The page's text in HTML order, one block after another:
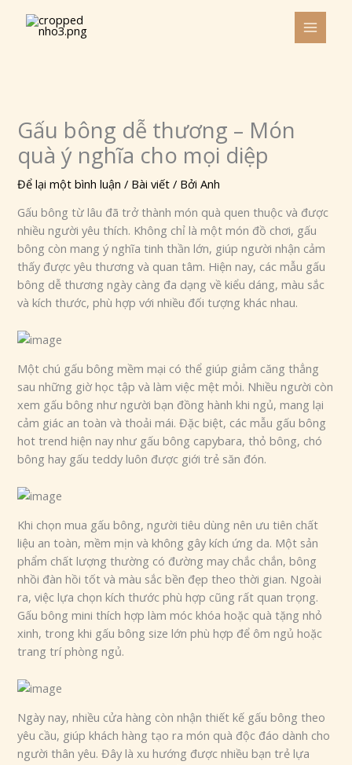
Gấu bông dễ thương – Món
quà ý nghĩa cho mọi diệp
Để lại một bình luận / Bài viết / BởiAnh
Gấu bông từ lâu đã trở thành món quà quen thuộc và được
nhiều người yêu thích. Không chỉ là một món đồ chơi, gấu
bông còn mang ý nghĩa tinh thần lớn, giúp người nhận cảm
thấy được yêu thương và quan tâm. Hiện nay, các mẫu gấu
bông dễ thương ngày càng đa dạng về kiểu dáng, màu sắc
và kích thước, phù hợp với nhiều đối tượng khác nhau.
Một chú gấu bông mềm mại có thể giúp giảm căng thẳng
sau những giờ học tập và làm việc mệt mỏi. Nhiều người còn
xem gấu bông như người bạn đồng hành khi ngủ, mang lại
cảm giác an toàn và thoải mái. Đặc biệt, các mẫu gấu bông
hot trend hiện nay như gấu bông capybara, thỏ bông, chó
bông hay gấu teddy luôn được giới trẻ săn đón.
Khi chọn mua gấu bông, người tiêu dùng nên ưu tiên chất
liệu an toàn, mềm mịn và không gây kích ứng da. Một sản
phẩm chất lượng thường có đường may chắc chắn, bông
nhồi đàn hồi tốt và màu sắc bền đẹp theo thời gian. Ngoài
ra, việc lựa chọn kích thước phù hợp cũng rất quan trọng.
Gấu bông mini thích hợp làm móc khóa hoặc quà tặng nhỏ
xinh, trong khi gấu bông size lớn phù hợp để ôm ngủ hoặc
trang trí phòng ngủ.
Ngày nay, nhiều cửa hàng còn nhận thiết kế gấu bông theo
yêu cầu, giúp khách hàng tạo ra món quà độc đáo dành cho
người thân yêu. Đây là xu hướng được nhiều bạn trẻ lựa